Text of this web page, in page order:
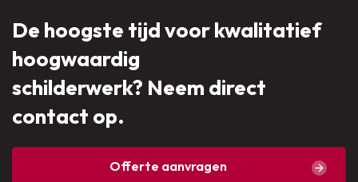
De hoogste tijd voor kwalitatief
hoogwaardig
schilderwerk? Neem direct
contact op.
Offerte aanvragen